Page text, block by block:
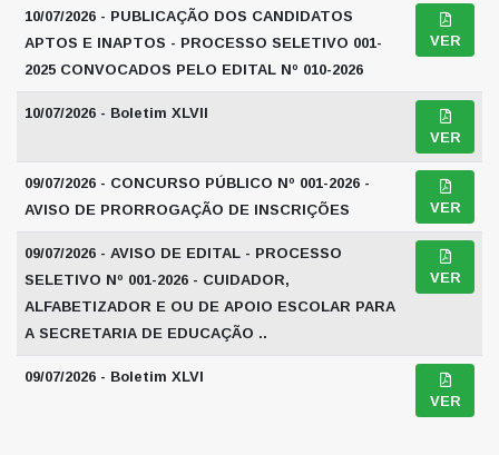
10/07/2026 - PUBLICAÇÃO DOS CANDIDATOS
APTOS E INAPTOS - PROCESSO SELETIVO 001-
2025 CONVOCADOS PELO EDITAL Nº 010-2026
VER
10/07/2026 - Boletim XLVII
VER
09/07/2026 - CONCURSO PÚBLICO Nº 001-2026 -
AVISO DE PRORROGAÇÃO DE INSCRIÇÕES
VER
09/07/2026 - AVISO DE EDITAL - PROCESSO
SELETIVO Nº 001-2026 - CUIDADOR,
ALFABETIZADOR E OU DE APOIO ESCOLAR PARA
A SECRETARIA DE EDUCAÇÃO ..
VER
09/07/2026 - Boletim XLVI
VER